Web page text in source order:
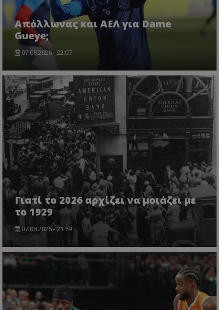
Απόλλωνας και ΑΕΛ για Dame
Gueye;
07.08.2026 - 22:07
Γιατί το 2026 αρχίζει να μοιάζει με
το 1929
07.08.2026 - 21:59